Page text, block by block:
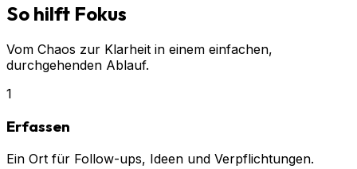
So hilft Fokus
Vom Chaos zur Klarheit in einem einfachen,
durchgehenden Ablauf.
1
Erfassen
Ein Ort für Follow-ups, Ideen und Verpflichtungen.